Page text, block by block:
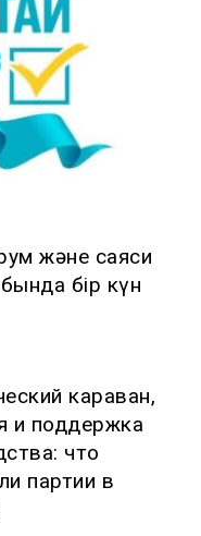
және саяси
бір күн
караван,
и поддержка
что
партии в